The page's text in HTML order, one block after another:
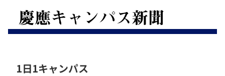
1日1キャンパス